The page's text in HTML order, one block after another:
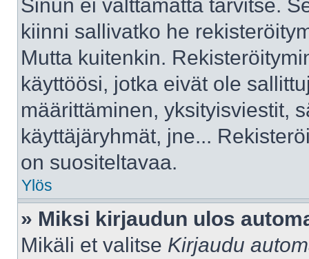
Sinun ei välttämättä tarvitse.
kiinni sallivatko he
Mutta kuitenkin.
käyttöösi, jotka eivät ole
määrittäminen, yksityisviestit,
käyttäjäryhmät, jne...
on suositeltavaa.
Ylös
» Miksi kirjaudun ulos
Mikäli et valitse Kirjaudu